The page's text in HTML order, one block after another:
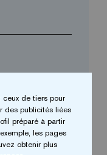
arrow_drop_down
ceux de tiers pour
des publicités liées
préparé à partir
les pages
obtenir plus